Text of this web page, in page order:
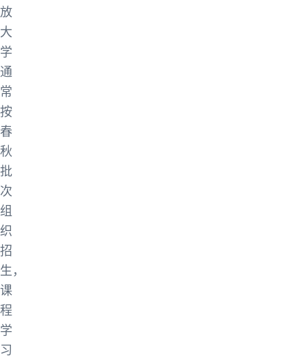
放
大
学
通
常
按
春
秋
批
次
组
织
招
生，
课
程
学
习